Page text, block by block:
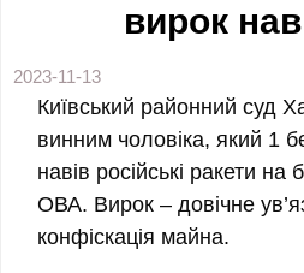
вирок
2023-11-13
Київський районний суд
винним чоловіка, який 1
навів російські ракети на
ОВА. Вирок – довічне
конфіскація майна.